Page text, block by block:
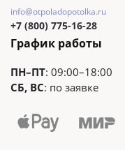
info@otpoladopotolka.ru
+7 (800) 775-16-28
График работы
ПН–ПТ: 09:00–18:00
СБ, ВС: по заявке